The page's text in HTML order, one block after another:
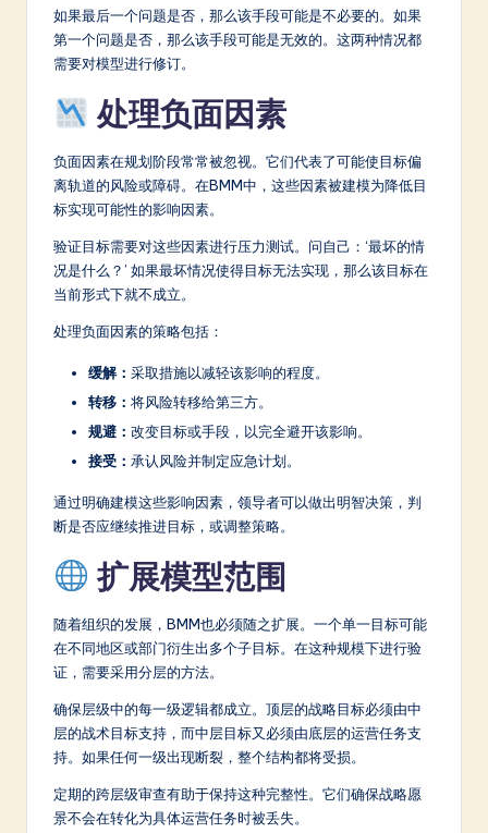
如果最后一个问题是否，那么该手段可能是不必要的。如果
第一个问题是否，那么该手段可能是无效的。这两种情况都
需要对模型进行修订。
处理负面因素
负面因素在规划阶段常常被忽视。它们代表了可能使目标偏
离轨道的风险或障碍。在BMM中，这些因素被建模为降低目
标实现可能性的影响因素。
验证目标需要对这些因素进行压力测试。问自己：‘最坏的情
况是什么？’ 如果最坏情况使得目标无法实现，那么该目标在
当前形式下就不成立。
处理负面因素的策略包括：
缓解： 采取措施以减轻该影响的程度。
转移： 将风险转移给第三方。
规避： 改变目标或手段，以完全避开该影响。
接受： 承认风险并制定应急计划。
通过明确建模这些影响因素，领导者可以做出明智决策，判
断是否应继续推进目标，或调整策略。
扩展模型范围
随着组织的发展，BMM也必须随之扩展。一个单一目标可能
在不同地区或部门衍生出多个子目标。在这种规模下进行验
证，需要采用分层的方法。
确保层级中的每一级逻辑都成立。顶层的战略目标必须由中
层的战术目标支持，而中层目标又必须由底层的运营任务支
持。如果任何一级出现断裂，整个结构都将受损。
定期的跨层级审查有助于保持这种完整性。它们确保战略愿
景不会在转化为具体运营任务时被丢失。